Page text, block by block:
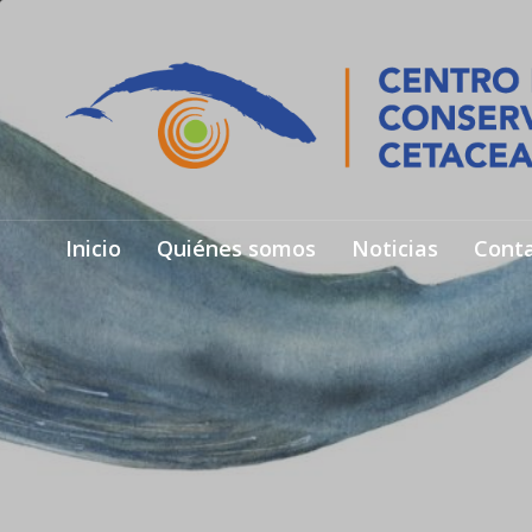
Inicio Quiénes somos Noticias